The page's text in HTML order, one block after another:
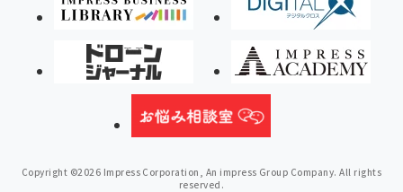
Copyright ©2026 Impress Corporation, An impress Group Company. All rights
reserved.